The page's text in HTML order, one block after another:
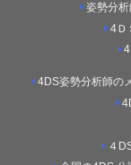
姿勢分析
4Ｄ
4DS姿勢分析師の
４